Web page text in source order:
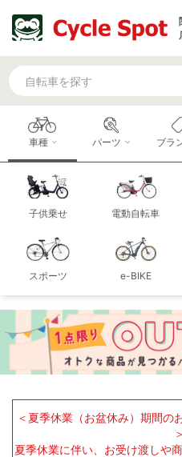
車種
子供乗せ 電動自転車
スポーツ e-BIKE
パーツ ブラ
＜夏季休業（お盆休み）期間の
＞
夏季休業に伴い、お受け渡しや